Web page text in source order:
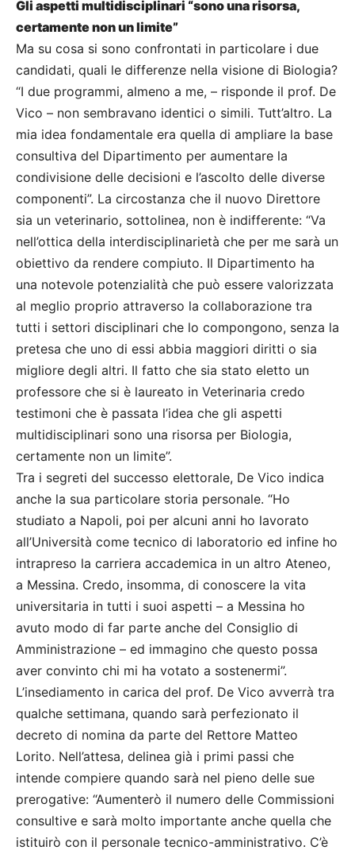
Gli aspetti multidisciplinari “sono una risorsa,
certamente non un limite”
Ma su cosa si sono confrontati in particolare i due
candidati, quali le differenze nella visione di Biologia?
“I due programmi, almeno a me, – risponde il prof. De
Vico – non sembravano identici o simili. Tutt’altro. La
mia idea fondamentale era quella di ampliare la base
consultiva del Dipartimento per aumentare la
condivisione delle decisioni e l’ascolto delle diverse
componenti”. La circostanza che il nuovo Direttore
sia un veterinario, sottolinea, non è indifferente: “Va
nell’ottica della interdisciplinarietà che per me sarà un
obiettivo da rendere compiuto. Il Dipartimento ha
una notevole potenzialità che può essere valorizzata
al meglio proprio attraverso la collaborazione tra
tutti i settori disciplinari che lo compongono, senza la
pretesa che uno di essi abbia maggiori diritti o sia
migliore degli altri. Il fatto che sia stato eletto un
professore che si è laureato in Veterinaria credo
testimoni che è passata l’idea che gli aspetti
multidisciplinari sono una risorsa per Biologia,
certamente non un limite”.
Tra i segreti del successo elettorale, De Vico indica
anche la sua particolare storia personale. “Ho
studiato a Napoli, poi per alcuni anni ho lavorato
all’Università come tecnico di laboratorio ed infine ho
intrapreso la carriera accademica in un altro Ateneo,
a Messina. Credo, insomma, di conoscere la vita
universitaria in tutti i suoi aspetti – a Messina ho
avuto modo di far parte anche del Consiglio di
Amministrazione – ed immagino che questo possa
aver convinto chi mi ha votato a sostenermi”.
L’insediamento in carica del prof. De Vico avverrà tra
qualche settimana, quando sarà perfezionato il
decreto di nomina da parte del Rettore Matteo
Lorito. Nell’attesa, delinea già i primi passi che
intende compiere quando sarà nel pieno delle sue
prerogative: “Aumenterò il numero delle Commissioni
consultive e sarà molto importante anche quella che
istituirò con il personale tecnico-amministrativo. C’è